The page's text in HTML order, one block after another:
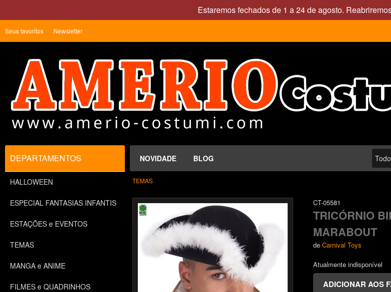
Estaremos fechados de 1 a 24 de agosto.
Seus favoritos Newsletter
NOVIDADE BLOG
DEPARTAMENTOS
HALLOWEEN
ESPECIAL FANTASIAS INFANTIS
ESTAÇÕES e EVENTOS
TEMAS
MANGA e ANIME
FILMES e QUADRINHOS
TEMAS
CT-05581
TRICÓRNIO
MARABOUT
de Carnival Toys
Atualmente indisponível